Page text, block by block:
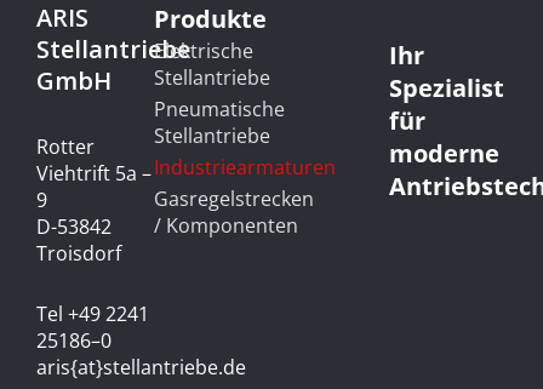
ARIS
Stellantriebe
GmbH
Rotter
Viehtrift 5a –
9
D-53842
Troisdorf
Tel +49 2241
25186–0
aris{at}stellantriebe.de
Produkte
Elektrische
Stellantriebe
Pneumatische
Stellantriebe
Industriearmaturen
Gasregelstrecken
/ Komponenten
Ihr
Spezialist
für
moderne